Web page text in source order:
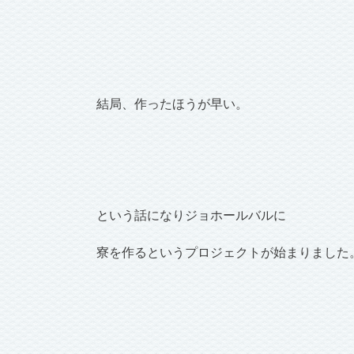
結局、作ったほうが早い。
という話になりジョホールバルに
寮を作るというプロジェクトが始まりました